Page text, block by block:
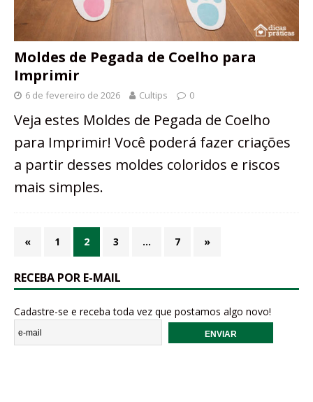
Moldes de Pegada de Coelho para
Imprimir
6 de fevereiro de 2026 Cultips 0
Veja estes Moldes de Pegada de Coelho
para Imprimir! Você poderá fazer criações
a partir desses moldes coloridos e riscos
mais simples.
« 1 2 3 … 7 »
RECEBA POR E-MAIL
Cadastre-se e receba toda vez que postamos algo novo!